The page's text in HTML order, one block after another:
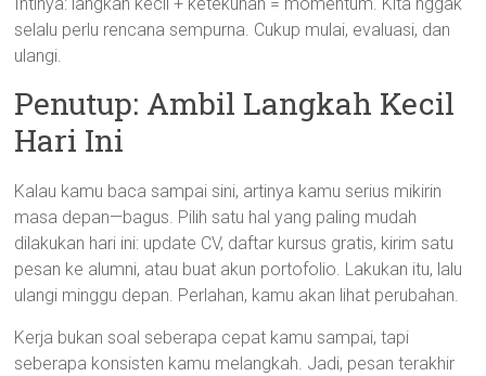
selalu perlu rencana sempurna. Cukup mulai, evaluasi, dan
ulangi.
Penutup: Ambil Langkah Kecil
Hari Ini
Kalau kamu baca sampai sini, artinya kamu serius mikirin
masa depan—bagus. Pilih satu hal yang paling mudah
dilakukan hari ini: update CV, daftar kursus gratis, kirim satu
pesan ke alumni, atau buat akun portofolio. Lakukan itu, lalu
ulangi minggu depan. Perlahan, kamu akan lihat perubahan.
Kerja bukan soal seberapa cepat kamu sampai, tapi
seberapa konsisten kamu melangkah. Jadi, pesan terakhir